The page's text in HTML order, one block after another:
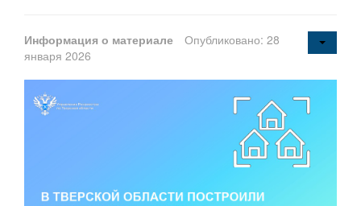
Информация о материале
Опубликовано: 28
января 2026